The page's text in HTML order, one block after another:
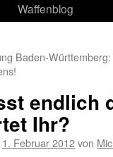
Waffenblog
Baden-
endlich
Ihr?
1. Februar 2012von